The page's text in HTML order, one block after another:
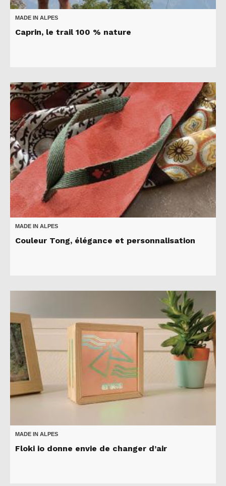
MADE IN ALPES
Caprin, le trail 100 % nature
MADE IN ALPES
Couleur Tong, élégance et personnalisation
MADE IN ALPES
Floki io donne envie de changer d’air